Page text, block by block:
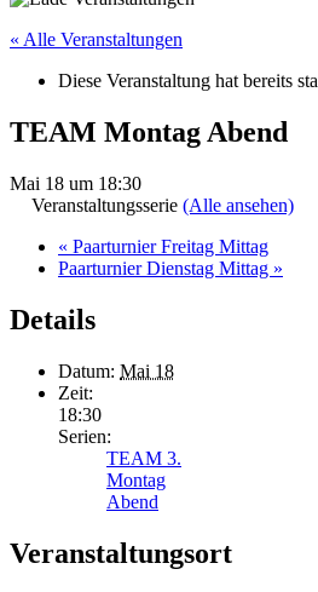
« Alle Veranstaltungen
Diese Veranstaltung hat bereits
TEAM Montag Abend
Mai 18 um 18:30
Veranstaltungsserie (Alle ansehen)
« Paarturnier Freitag Mittag
Paarturnier Dienstag Mittag »
Details
Datum: Mai 18
Zeit:
18:30
Serien:
TEAM 3.
Montag
Abend
Veranstaltungsort